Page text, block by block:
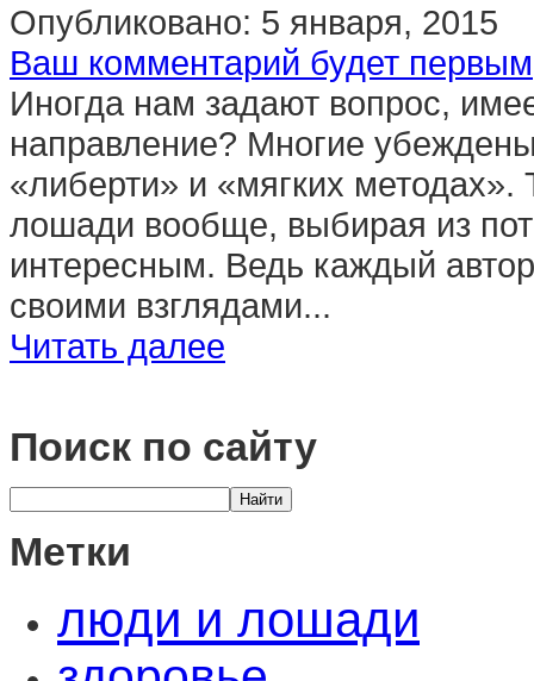
Опубликовано: 5 января, 2015
Ваш комментарий будет первым
Иногда нам задают вопрос,
направление? Многие
«либерти» и «мягких
лошади вообще, выбирая из
интересным. Ведь каждый
своими взглядами...
Читать далее
Поиск по сайту
Метки
люди и лошади